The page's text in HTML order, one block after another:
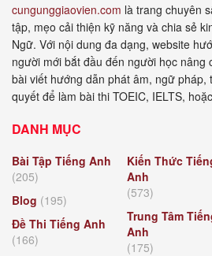
cungunggiaovien.com là trang chuyên
tập, mẹo cải thiện kỹ năng và chia sẻ
Ngữ. Với nội dung đa dạng, website
người mới bắt đầu đến người học nâng
bài viết hướng dẫn phát âm, ngữ
quyết để làm bài thi TOEIC, IELTS,
DANH MỤC
Bài Tập Tiếng Anh
(205)
Blog (195)
Đề Thi Tiếng Anh
(166)
Kiến Thức
Anh
(573)
Trung Tâm
Anh
(175)